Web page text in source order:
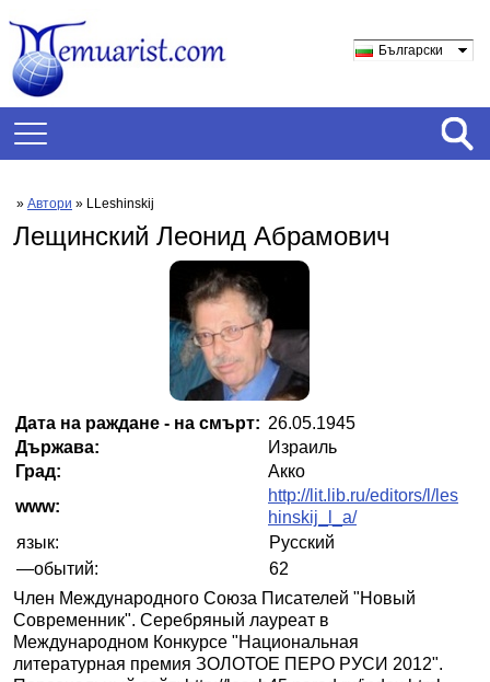
Български
» Автори » LLeshinskij
Лещинский Леонид Абрамович
Дата на раждане - на смърт: 26.05.1945
Държава:
Израиль
Град:
Акко
www:
http://lit.lib.ru/editors/l/les
hinskij_l_a/
язык:
Русский
—обытий:
62
Член Международного Союза Писателей "Новый
Современник". Серебряный лауреат в
Международном Конкурсе "Национальная
литературная премия ЗОЛОТОЕ ПЕРО РУСИ 2012".